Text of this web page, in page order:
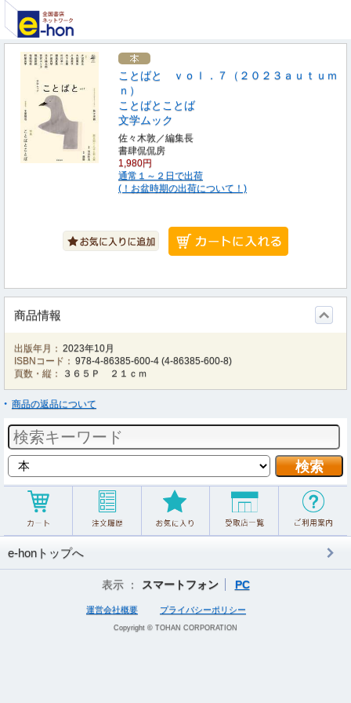
ことばと ｖｏｌ．７（２０２３ａｕｔｕｍ
ｎ）
ことばとことば
文学ムック
佐々木敦／編集長
書肆侃侃房
1,980円
通常１～２日で出荷
(！お盆時期の出荷について！)
商品情報
出版年月： 2023年10月
ISBNコード： 978-4-86385-600-4 (4-86385-600-8)
頁数・縦：
３６５Ｐ ２１ｃｍ
商品の返品について
e-honトップへ
表示 ： スマートフォン PC
運営会社概要 プライバシーポリシー
Copyright © TOHAN CORPORATION